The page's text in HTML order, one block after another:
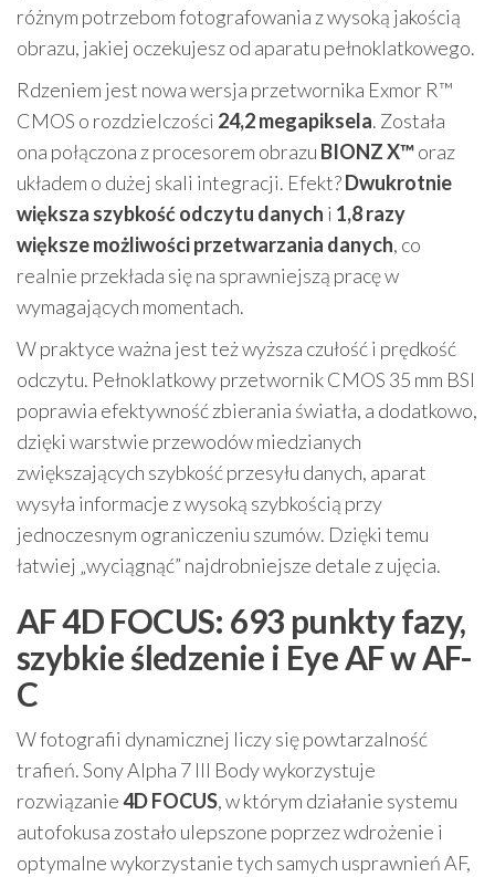
różnym potrzebom fotografowania z wysoką jakością
obrazu, jakiej oczekujesz od aparatu pełnoklatkowego.
Rdzeniem jest nowa wersja przetwornika Exmor R™
CMOS o rozdzielczości 24,2 megapiksela. Została
ona połączona z procesorem obrazu BIONZ X™oraz
układem o dużej skali integracji. Efekt?Dwukrotnie
większa szybkość odczytu danych i 1,8 razy
większe możliwości przetwarzania danych, co
realnie przekłada się na sprawniejszą pracę w
wymagających momentach.
W praktyce ważna jest też wyższa czułość i prędkość
odczytu. Pełnoklatkowy przetwornik CMOS 35 mm BSI
poprawia efektywność zbierania światła, a dodatkowo,
dzięki warstwie przewodów miedzianych
zwiększających szybkość przesyłu danych, aparat
wysyła informacje z wysoką szybkością przy
jednoczesnym ograniczeniu szumów. Dzięki temu
łatwiej „wyciągnąć” najdrobniejsze detale z ujęcia.
AF 4D FOCUS: 693 punkty fazy,
szybkie śledzenie i Eye AF w AF-
C
W fotografii dynamicznej liczy się powtarzalność
trafień. Sony Alpha 7 III Body wykorzystuje
rozwiązanie4D FOCUS, w którym działanie systemu
autofokusa zostało ulepszone poprzez wdrożenie i
optymalne wykorzystanie tych samych usprawnień AF,